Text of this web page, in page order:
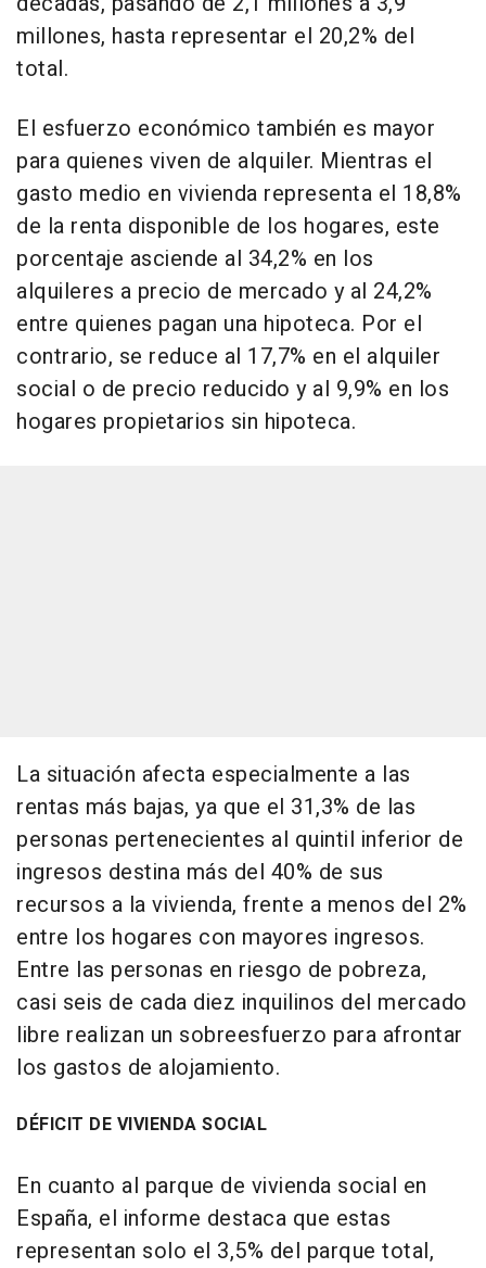
millones, hasta representar el 20,2% del
total.
El esfuerzo económico también es mayor
para quienes viven de alquiler. Mientras el
gasto medio en vivienda representa el 18,8%
de la renta disponible de los hogares, este
porcentaje asciende al 34,2% en los
alquileres a precio de mercado y al 24,2%
entre quienes pagan una hipoteca. Por el
contrario, se reduce al 17,7% en el alquiler
social o de precio reducido y al 9,9% en los
hogares propietarios sin hipoteca.
La situación afecta especialmente a las
rentas más bajas, ya que el 31,3% de las
personas pertenecientes al quintil inferior de
ingresos destina más del 40% de sus
recursos a la vivienda, frente a menos del 2%
entre los hogares con mayores ingresos.
Entre las personas en riesgo de pobreza,
casi seis de cada diez inquilinos del mercado
libre realizan un sobreesfuerzo para afrontar
los gastos de alojamiento.
DÉFICIT DE VIVIENDA SOCIAL
En cuanto al parque de vivienda social en
España, el informe destaca que estas
representan solo el 3,5% del parque total,